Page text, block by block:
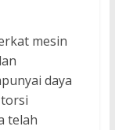
mesin
daya
telah